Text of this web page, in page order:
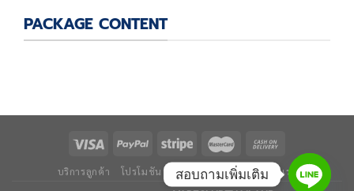
PACKAGE CONTENT
บริการลูกค้า โปรโมชัน ข่าวและบทความ ติดต่อเรา
สอบถามเพิ่มเติม